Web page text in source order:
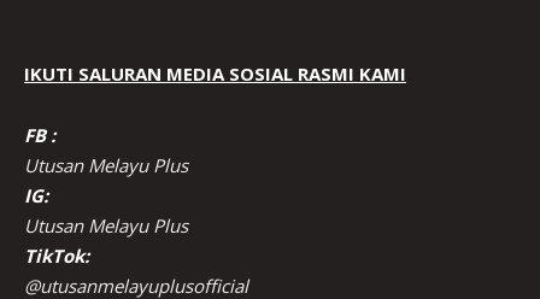
IKUTI SALURAN MEDIA SOSIAL RASMI KAMI
FB :
Utusan Melayu Plus
IG:
Utusan Melayu Plus
TikTok:
@utusanmelayuplusofficial